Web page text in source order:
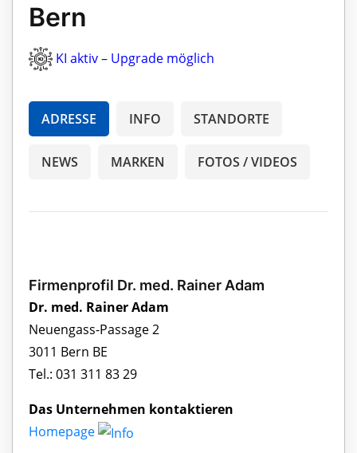
Bern
KI aktiv – Upgrade möglich
ADRESSE INFO STANDORTE
NEWS MARKEN FOTOS / VIDEOS
Firmenprofil Dr. med. Rainer Adam
Dr. med. Rainer Adam
Neuengass-Passage 2
3011 Bern BE
Tel.: 031 311 83 29
Das Unternehmen kontaktieren
Homepage